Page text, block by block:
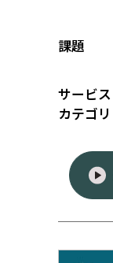
課題
サービス
カテゴリ